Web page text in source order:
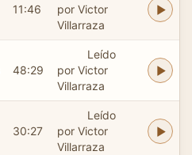
11:46
por Victor
Villarraza
48:29
Leído
por Victor
Villarraza
30:27
Leído
por Victor
Villarraza